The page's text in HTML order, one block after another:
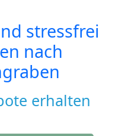
stressfrei
nach
erhalten